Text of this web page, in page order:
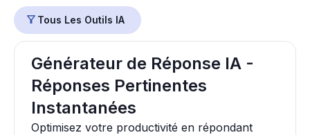
Tous Les Outils IA
Générateur de Réponse IA -
Réponses Pertinentes
Instantanées
Optimisez votre productivité en répondant